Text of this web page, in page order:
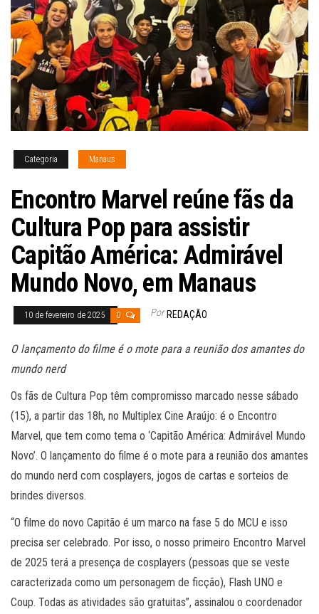
Categoria Manaus
Encontro Marvel reúne fãs da
Cultura Pop para assistir
Capitão América: Admirável
Mundo Novo, em Manaus
10 de fevereiro de 2025 0 Por REDAÇÃO
O lançamento do filme é o mote para a reunião dos amantes do
mundo nerd
Os fãs de Cultura Pop têm compromisso marcado nesse sábado
(15), a partir das 18h, no Multiplex Cine Araújo: é o Encontro
Marvel, que tem como tema o ‘Capitão América: Admirável Mundo
Novo’. O lançamento do filme é o mote para a reunião dos amantes
do mundo nerd com cosplayers, jogos de cartas e sorteios de
brindes diversos.
“O filme do novo Capitão é um marco na fase 5 do MCU e isso
precisa ser celebrado. Por isso, o nosso primeiro Encontro Marvel
de 2025 terá a presença de cosplayers (pessoas que se veste
caracterizada como um personagem de ficção), Flash UNO e
Coup. Todas as atividades são gratuitas”, assinalou o coordenador